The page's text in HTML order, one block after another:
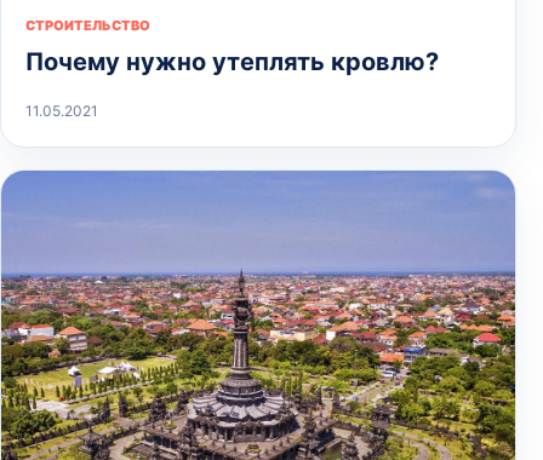
СТРОИТЕЛЬСТВО
Почему нужно утеплять кровлю?
11.05.2021